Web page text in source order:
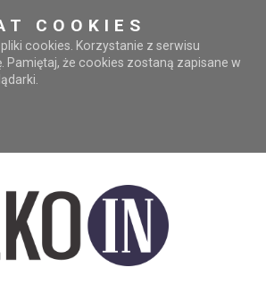
COOKIES
cookies. Korzystanie z serwisu
Pamiętaj, że cookies zostaną zapisane w